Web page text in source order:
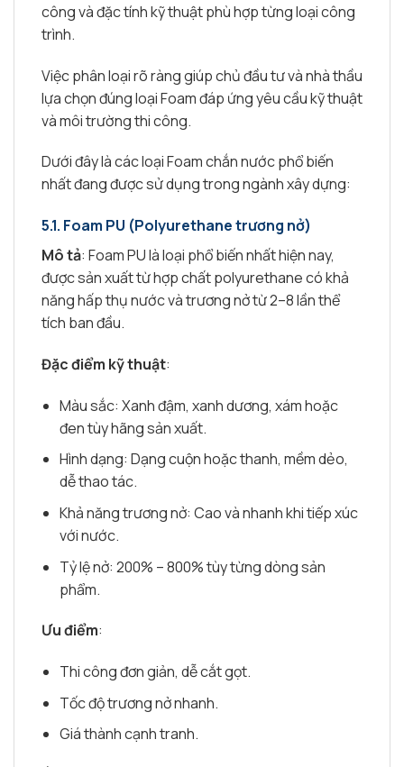
công và đặc tính kỹ thuật phù hợp từng loại công
trình.
Việc phân loại rõ ràng giúp chủ đầu tư và nhà thầu
lựa chọn đúng loại Foam đáp ứng yêu cầu kỹ thuật
và môi trường thi công.
Dưới đây là các loại Foam chắn nước phổ biến
nhất đang được sử dụng trong ngành xây dựng:
5.1. Foam PU (Polyurethane trương nở)
Mô tả: Foam PU là loại phổ biến nhất hiện nay,
được sản xuất từ hợp chất polyurethane có khả
năng hấp thụ nước và trương nở từ 2–8 lần thể
tích ban đầu.
Đặc điểm kỹ thuật:
Màu sắc: Xanh đậm, xanh dương, xám hoặc
đen tùy hãng sản xuất.
Hình dạng: Dạng cuộn hoặc thanh, mềm dẻo,
dễ thao tác.
Khả năng trương nở: Cao và nhanh khi tiếp xúc
với nước.
Tỷ lệ nở: 200% – 800% tùy từng dòng sản
phẩm.
Ưu điểm:
Thi công đơn giản, dễ cắt gọt.
Tốc độ trương nở nhanh.
Giá thành cạnh tranh.